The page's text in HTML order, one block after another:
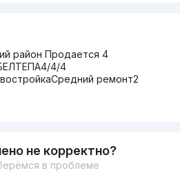
район Продается 4
4/4
ремонт2
не корректно?
в проблеме